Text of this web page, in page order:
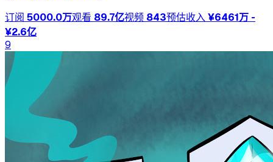
订阅 5000.0万观看 89.7亿视频 843预估收入¥6461万 -
¥2.6亿
9